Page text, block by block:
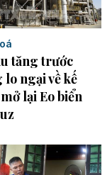
tăng trước
lo ngại về kế
lại Eo biển